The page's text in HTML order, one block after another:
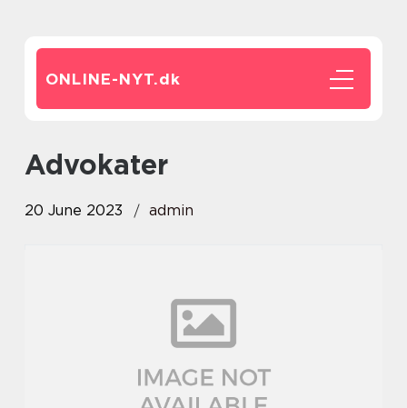
ONLINE-NYT.dk
advokater
20 June 2023 admin